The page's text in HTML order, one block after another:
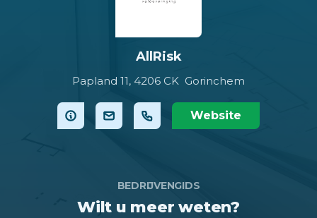
AllRisk
Papland 11, 4206 CK Gorinchem
Website
BEDRIJVENGIDS
Wilt u meer weten?